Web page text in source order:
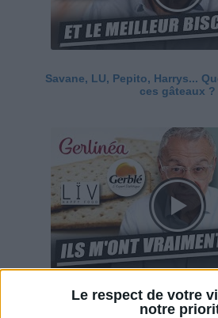
Le respect de votre
notre
Savane, LU, Pepito, Harrys...
ces gâteaux ?
Ces marques diététiques :